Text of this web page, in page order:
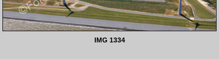
IMG 1334